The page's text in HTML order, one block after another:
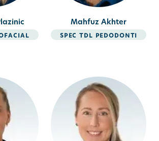
Mahfuz Akhter
spec tdl pedodonti